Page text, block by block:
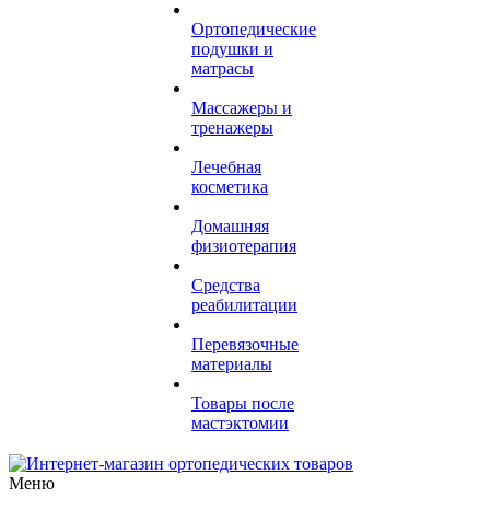
Ортопедические
подушки и
матрасы
Массажеры и
тренажеры
Лечебная
косметика
Домашняя
физиотерапия
Средства
реабилитации
Перевязочные
материалы
Товары после
мастэктомии
Меню